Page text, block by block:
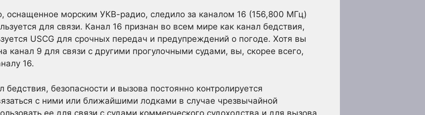
оснащенное морским УКВ-радио, следило за каналом 16 (156,800 МГц)
для связи. Канал 16 признан во всем мире как канал бедствия,
USCG для срочных передач и предупреждений о погоде. Хотя вы
канал 9 для связи с другими прогулочными судами, вы, скорее всего,
16.
безопасности и вызова постоянно контролируется
с ними или ближайшими лодками в случае чрезвычайной
ее для связи с судами коммерческого судоходства и для вызова